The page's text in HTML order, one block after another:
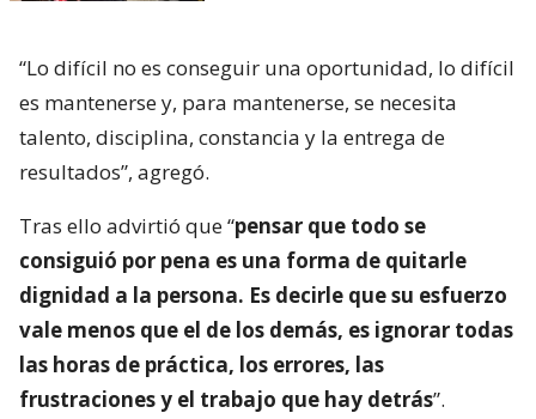
“Lo difícil no es conseguir una oportunidad, lo difícil
es mantenerse y, para mantenerse, se necesita
talento, disciplina, constancia y la entrega de
resultados”, agregó.
Tras ello advirtió que “pensar que todo se
consiguió por pena es una forma de quitarle
dignidad a la persona. Es decirle que su esfuerzo
vale menos que el de los demás, es ignorar todas
las horas de práctica, los errores, las
frustraciones y el trabajo que hay detrás”.